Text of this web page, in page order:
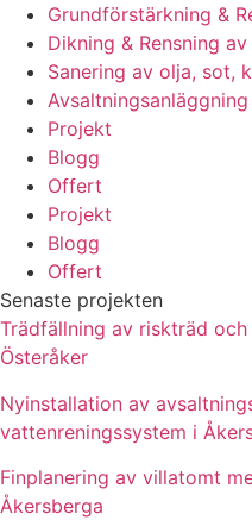
Grundförstärkning &
Dikning & Rensning
Sanering av olja, sot,
Projekt
Blogg
Offert
Projekt
Blogg
Offert
Senaste projekten
Trädfällning av riskträd
Österåker
Nyinstallation av
vattenreningssystem i
Finplanering av villatomt
Åkersberga